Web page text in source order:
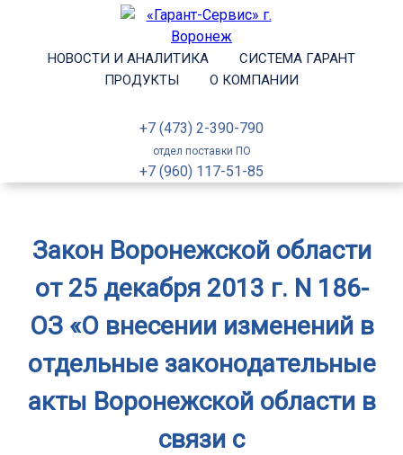
НОВОСТИ И АНАЛИТИКА
СИСТЕМА ГАРАНТ
ПРОДУКТЫ
О КОМПАНИИ
+7 (473) 2-390-790
отдел поставки ПО
+7 (960) 117-51-85
Закон Воронежской области
от 25 декабря 2013 г. N 186-
ОЗ «О внесении изменений в
отдельные законодательные
акты Воронежской области в
связи с